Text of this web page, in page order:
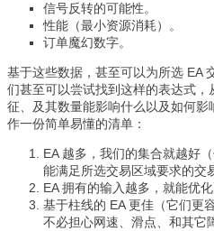
信号反转的可能性。
性能（最小资源消耗）。
订单魔幻数字。
基于这些数据，甚至可以为所选 EA
们甚至可以尝试找到这样的表达式
征、及其数量能影响什么以及如何影
作一份简单易懂的清单：
EA 越多，我们的集合就越好
能满足所选交易区域要求的交
EA 拥有的输入越多，就能优化
基于柱线的 EA 更佳（它们更
不必担心网速、滑点、和其它